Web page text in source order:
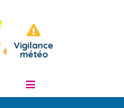
Vigilance
météo